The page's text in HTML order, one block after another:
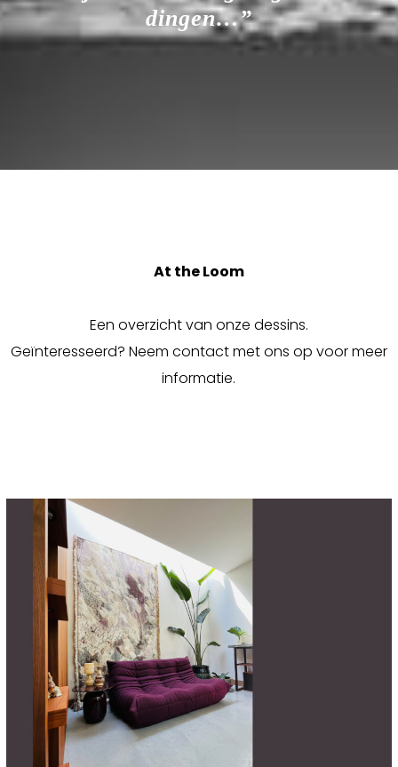
dingen…”
At the Loom
Een overzicht van onze dessins.
Geïnteresseerd? Neem contact met ons op voor meer
informatie.